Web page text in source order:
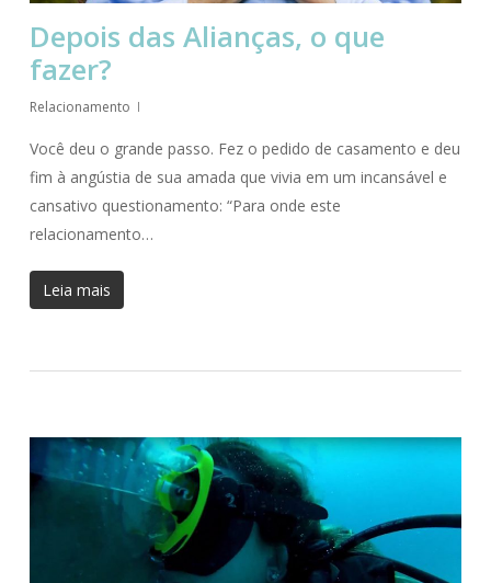
Depois das Alianças, o que
fazer?
Relacionamento
Você deu o grande passo. Fez o pedido de casamento e deu
fim à angústia de sua amada que vivia em um incansável e
cansativo questionamento: “Para onde este
relacionamento…
Leia mais